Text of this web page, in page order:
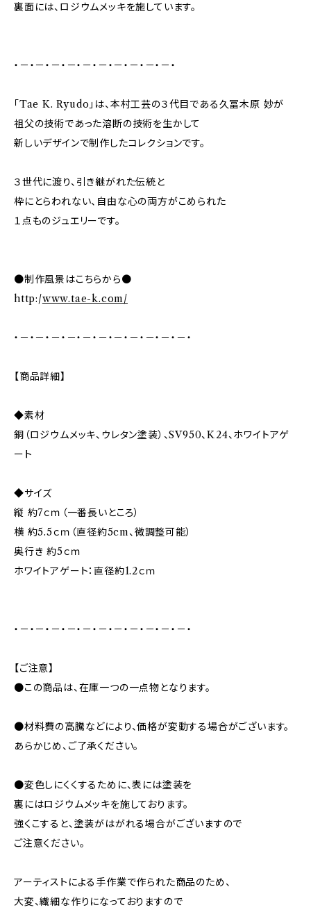
裏面には、ロジウムメッキを施しています。
・－・－・－・－・－・－・－・－・－・－・
「Tae K. Ryudo」は、本村工芸の３代目である久冨木原 妙が
祖父の技術であった溶断の技術を生かして
新しいデザインで制作したコレクションです。
３世代に渡り、引き継がれた伝統と
枠にとらわれない、自由な心の両方がこめられた
１点ものジュエリーです。
●制作風景はこちらから●
http:/www.tae-k.com/
・－・－・－・－・－・－・－・－・－・－・－・
【商品詳細】
◆素材
銅（ロジウムメッキ、ウレタン塗装）、SV950、K24、ホワイトアゲ
ート
◆サイズ
縦 約7ｃｍ（一番長いところ）
横 約5.5ｃｍ（直径約5cm、微調整可能）
奥行き 約5ｃｍ
ホワイトアゲート：直径約1.2ｃｍ
・－・－・－・－・－・－・－・－・－・－・－・
【ご注意】
●この商品は、在庫一つの一点物となります。
●材料費の高騰などにより、価格が変動する場合がございます。
あらかじめ、ご了承ください。
●変色しにくくするために、表には塗装を
裏にはロジウムメッキを施しております。
強くこすると、塗装がはがれる場合がございますので
ご注意ください。
アーティストによる手作業で作られた商品のため、
大変、繊細な作りになっておりますので